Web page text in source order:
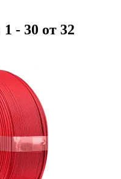
- 30 от 32